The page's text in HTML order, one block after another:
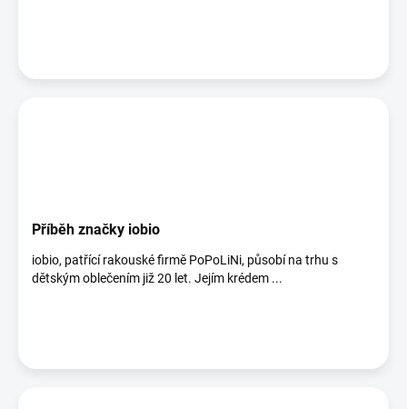
Příběh značky iobio
iobio, patřící rakouské firmě PoPoLiNi, působí na trhu s
dětským oblečením již 20 let. Jejím krédem ...